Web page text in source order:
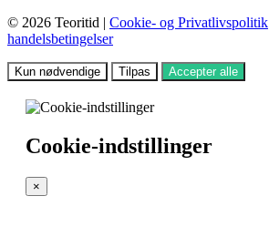
© 2026 Teoritid | Cookie- og Privatlivspolitik
handelsbetingelser
Kun nødvendige Tilpas Accepter alle
Cookie-indstillinger
×